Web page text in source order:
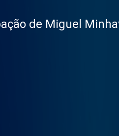
de Miguel